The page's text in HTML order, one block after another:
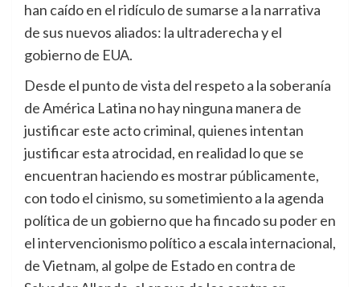
han caído en el ridículo de sumarse a la narrativa
de sus nuevos aliados: la ultraderecha y el
gobierno de EUA.
Desde el punto de vista del respeto a la soberanía
de América Latina no hay ninguna manera de
justificar este acto criminal, quienes intentan
justificar esta atrocidad, en realidad lo que se
encuentran haciendo es mostrar públicamente,
con todo el cinismo, su sometimiento a la agenda
política de un gobierno que ha fincado su poder en
el intervencionismo político a escala internacional,
de Vietnam, al golpe de Estado en contra de